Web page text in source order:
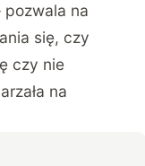
pozwala na
się, czy
czy nie
na